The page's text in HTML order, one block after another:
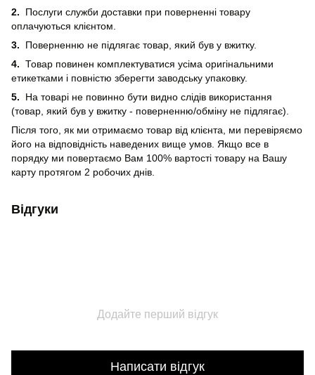
2. Послуги служби доставки при поверненні товару
оплачуються клієнтом.
3.
Поверненню не підлягає товар, який був у вжитку.
4. Товар повинен комплектуватися усіма оригінальними
етикетками і повністю зберегти заводську упаковку.
5. На товарі не повинно бути видно слідів використання
(товар, який був у вжитку - поверненню/обміну не підлягає).
Після того, як ми отримаємо товар від клієнта, ми перевіряємо
його на відповідність наведених вище умов. Якщо все в
порядку ми повертаємо Вам 100% вартості товару на Вашу
карту протягом 2 робочих днів.
Відгуки
Додайте перший відгук
Написати відгук